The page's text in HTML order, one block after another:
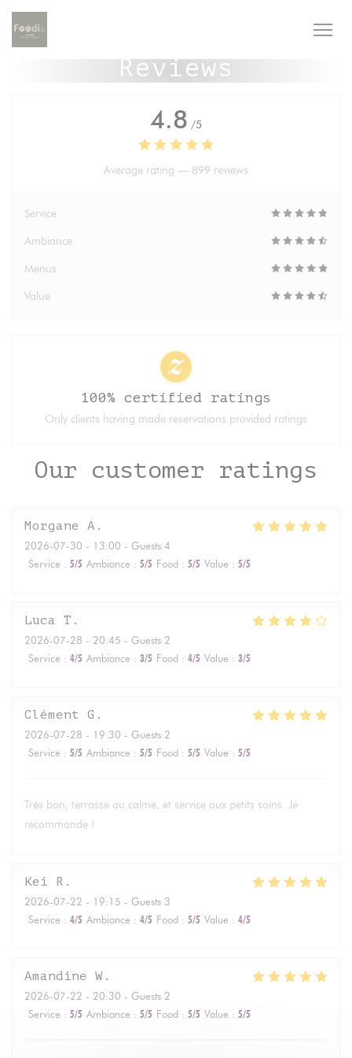
Personalizing your cookie choices
Reviews
Our customer ratings
Morgane A
2026-07-30 - 13:00 - Guests 4
Service : 5/5 Ambiance : 5/5 Food : 5/5 Value : 5/5
Luca T
2026-07-28 - 20:45 - Guests 2
Service : 4/5 Ambiance : 3/5 Food : 4/5 Value : 3/5
Clément G
2026-07-28 - 19:30 - Guests 2
Service : 5/5 Ambiance : 5/5 Food : 5/5 Value : 5/5
Très bon, terrasse au calme, et service aux petits soins. Je
recommande !
Kei R
2026-07-22 - 19:15 - Guests 3
Service : 4/5 Ambiance : 4/5 Food : 5/5 Value : 4/5
Amandine W
2026-07-22 - 20:30 - Guests 2
Service : 5/5 Ambiance : 5/5 Food : 5/5 Value : 5/5
4.8 /5
Average rating — 899 reviews
Service
Ambiance
Menus
Value
100% certified ratings
Only clients having made reservations provided ratings